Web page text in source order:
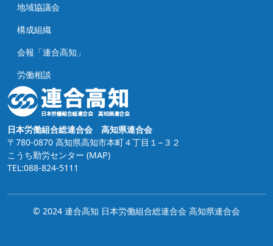
地域協議会
構成組織
会報「連合高知」
労働相談
日本労働組合総連合会 高知県連合会
〒780-0870 高知県高知市本町４丁目１−３２
こうち勤労センター (MAP)
TEL:088-824-5111
© 2024 連合高知 日本労働組合総連合会 高知県連合会